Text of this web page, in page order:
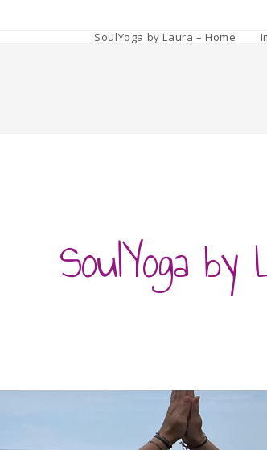
SoulYoga by Laura – Home
SoulYoga by